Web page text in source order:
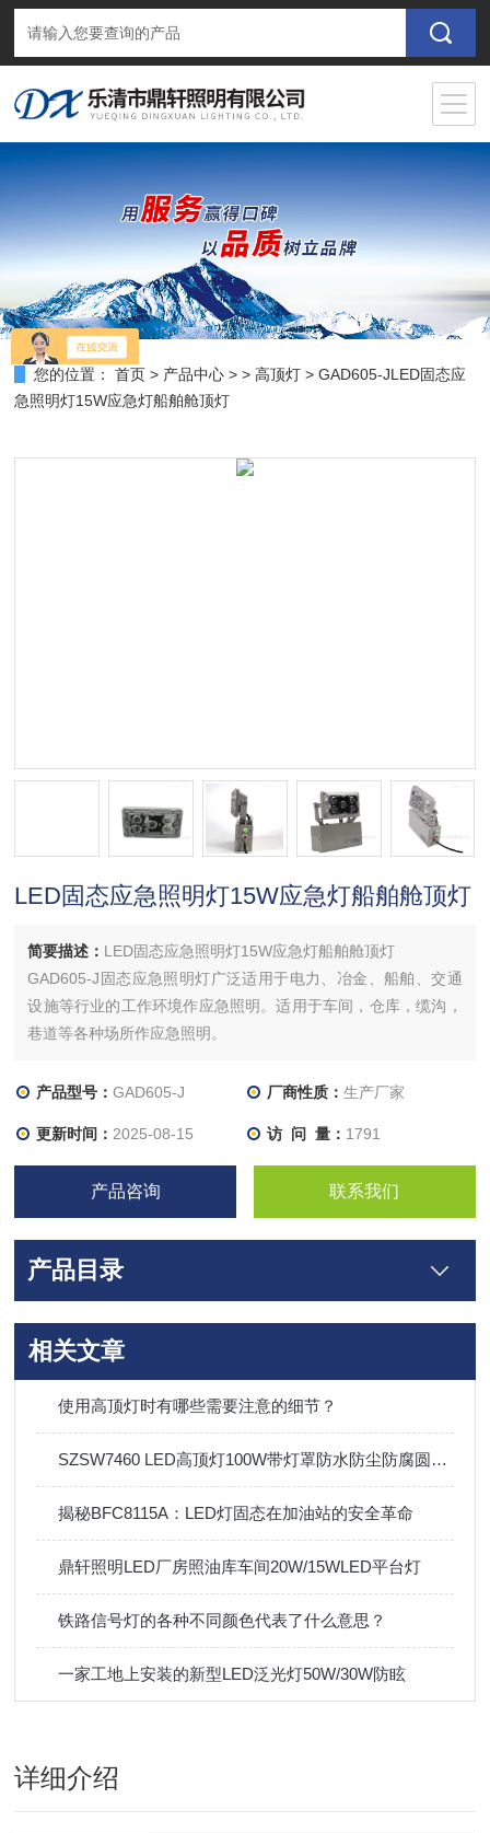
您的位置： 首页 > 产品中心 > >高顶灯 > GAD605-JLED固态应
急照明灯15W应急灯船舶舱顶灯
LED固态应急照明灯15W应急灯船舶舱顶灯
简要描述： LED固态应急照明灯15W应急灯船舶舱顶灯
GAD605-J固态应急照明灯广泛适用于电力、冶金、船舶、交通
设施等行业的工作环境作应急照明。适用于车间，仓库，缆沟，
巷道等各种场所作应急照明。
产品型号：GAD605-J 厂商性质： 生产厂家
更新时间： 2025-08-15 访 问 量： 1791
产品咨询 联系我们
产品目录
相关文章
使用高顶灯时有哪些需要注意的细节？
SZSW7460 LED高顶灯100W带灯罩防水防尘防腐圆形泛光灯
揭秘BFC8115A：LED灯固态在加油站的安全革命
鼎轩照明LED厂房照油库车间20W/15WLED平台灯
铁路信号灯的各种不同颜色代表了什么意思？
一家工地上安装的新型LED泛光灯50W/30W防眩
详细介绍